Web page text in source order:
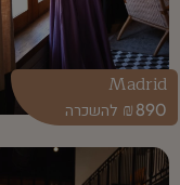
890
₪
Madrid